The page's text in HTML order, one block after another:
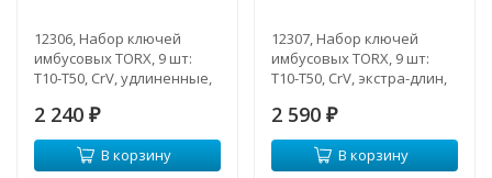
12306, Набор ключей
имбусовых TORX, 9 шт:
T10-T50, CrV, удлиненные,
2 240 ₽
В корзину
12307, Набор ключей
имбусовых TORX, 9 шт:
T10-T50, CrV, экстра-длин,
2 590 ₽
В корзину